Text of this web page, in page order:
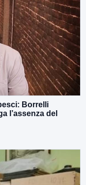
Borrelli
l’assenza del